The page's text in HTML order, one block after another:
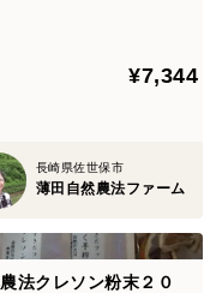
¥7,344
長崎県佐世保市
薄田自然農法ファーム
法クレソン粉末２０